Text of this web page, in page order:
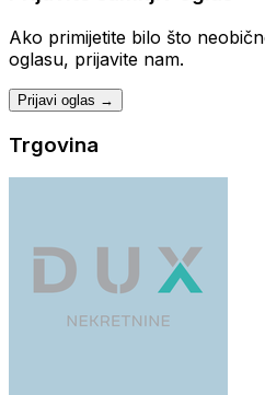
Ako primijetite bilo što
oglasu, prijavite nam.
Prijavi oglas →
Trgovina